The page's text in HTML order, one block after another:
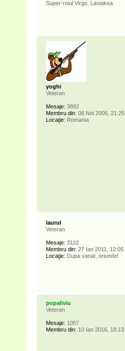
Super-roiul Virgo, Laniakea
yoghi
Veteran
Mesaje: 3892
Membru din: 08 Noi 2006, 21:25
Locaţie: Romania
laurul
Veteran
Mesaje: 3110
Membru din: 27 Ian 2011, 12:05
Locaţie: Dupa vanat, oriunde!
popaliviu
Veteran
Mesaje: 1057
Membru din: 10 Ian 2016, 18:13